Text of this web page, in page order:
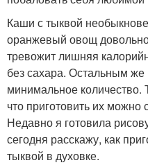
Каши с тыквой
оранжевый овощ довольно
тревожит лишняя
без сахара. Остальным
минимальное
что приготовить их
Недавно я готовила
сегодня расскажу, как
тыквой в духовке.